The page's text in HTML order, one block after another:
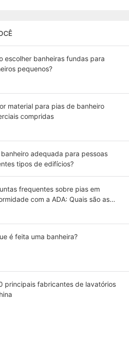
escolher banheiras fundas para
pequenos?
material para pias de banheiro
compridas
adequada para pessoas
tipos de edifícios?
frequentes sobre pias em
com a ADA: Quais são as
é feita uma banheira?
principais fabricantes de lavatórios